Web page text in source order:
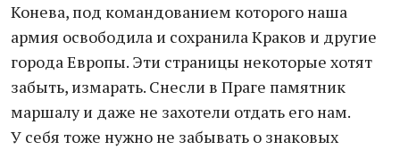
Конева, под командованием которого наша
армия освободила и сохранила Краков и другие
города Европы. Эти страницы некоторые хотят
забыть, измарать. Снесли в Праге памятник
маршалу и даже не захотели отдать его нам.
У себя тоже нужно не забывать о знаковых